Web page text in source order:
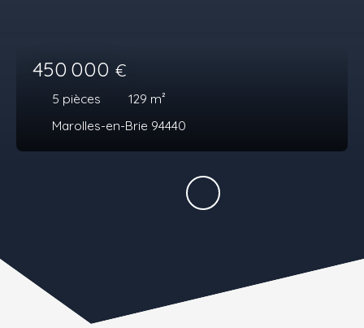
450 000 €
5 pièces 129 m²
Marolles-en-Brie 94440